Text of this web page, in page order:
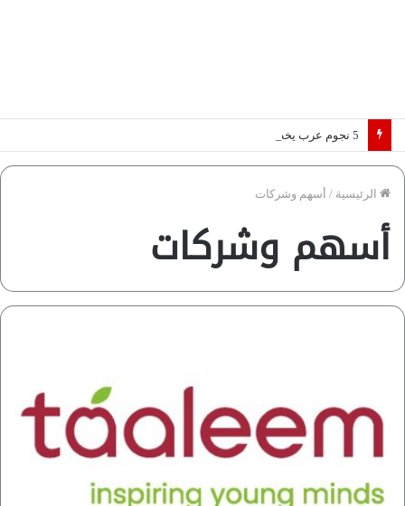
الرئيسية / أسهم وشركات
أسهم وشركات